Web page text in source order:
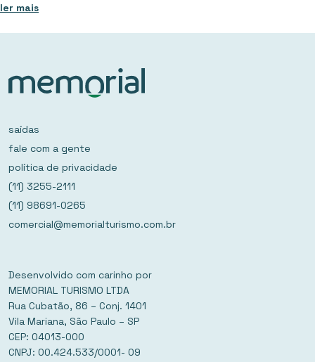
ler mais
saídas
fale com a gente
política de privacidade
(11) 3255-2111
(11) 98691-0265
comercial@memorialturismo.com.br
Desenvolvido com carinho por
MEMORIAL TURISMO LTDA
Rua Cubatão, 86 – Conj. 1401
Vila Mariana, São Paulo – SP
CEP: 04013-000
CNPJ: 00.424.533/0001- 09